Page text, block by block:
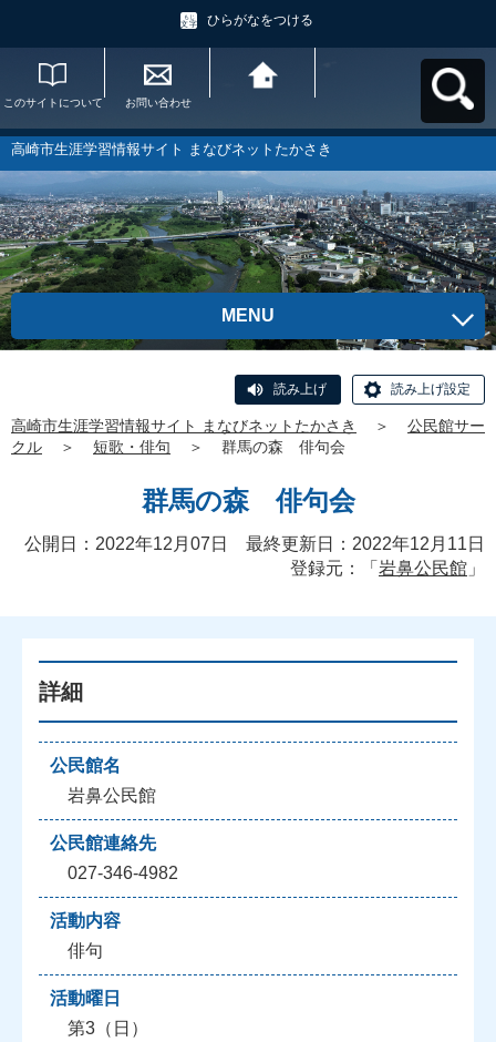
ひらがなをつける
このサイトについて お問い合わせ
たかさきへ戻る
高崎市生涯学習情報サイト まなびネットたかさき
MENU
読み上げ 読み上げ設定
高崎市生涯学習情報サイト まなびネットたかさき ＞
公民館サー
クル
＞ 短歌・俳句 ＞ 群馬の森 俳句会
群馬の森 俳句会
公開日：2022年12月07日 最終更新日：2022年12月11日
登録元：「 岩鼻公民館 」
詳細
公民館名
岩鼻公民館
公民館連絡先
027-346-4982
活動内容
俳句
活動曜日
第3（日）